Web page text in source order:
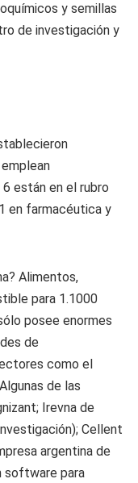
y semillas
de investigación y
están en el rubro
en farmacéutica y
Alimentos,
para 1.1000
posee enormes
de
como el
de las
Irevna de
Cellent
argentina de
software para